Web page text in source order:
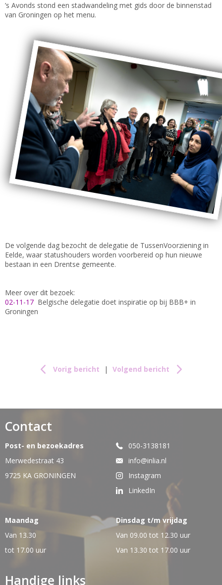
’s Avonds stond een stadwandeling met gids door de binnenstad
van Groningen op het menu.
De volgende dag bezocht de delegatie de TussenVoorziening in
Eelde, waar statushouders worden voorbereid op hun nieuwe
bestaan in een Drentse gemeente.
Meer over dit bezoek:
02-11-17 Belgische delegatie doet inspiratie op bij BBB+ in
Groningen
Vorig bericht | Volgend bericht
Contact
Post- en bezoekadres
Merwedestraat 43
9725 KA GRONINGEN
050-3138181
info@inlia.nl
Instagram
LinkedIn
Maandag
Van 13.30
tot 17.00 uur
Dinsdag t/m vrijdag
Van 09.00 tot 12.30 uur
Van 13.30 tot 17.00 uur
Handige links